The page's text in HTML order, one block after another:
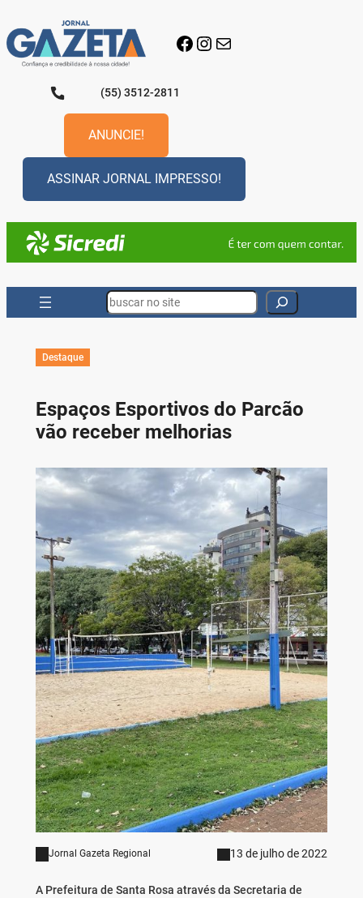
para
o
conteúdo
Facebook
Instagram
E-mail
(55) 3512-2811
ANUNCIE!
ASSINAR JORNAL IMPRESSO!
Search
Destaque
Espaços Esportivos do Parcão
vão receber melhorias
Jornal Gazeta Regional 13 de julho de 2022
A Prefeitura de Santa Rosa através da Secretaria de